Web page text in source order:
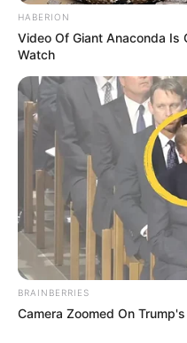
HABERION
Video Of Giant Anaconda Is
Watch
BRAINBERRIES
Camera Zoomed On